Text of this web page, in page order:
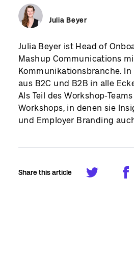
Julia Beyer
Julia Beyer ist Head of
Mashup Communications
Kommunikationsbranche.
aus B2C und B2B in alle
Als Teil des Workshop-
Workshops, in denen sie
und Employer Branding
Share this article